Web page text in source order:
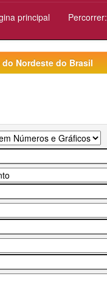
principal Percorrer:
do Nordeste do Brasil